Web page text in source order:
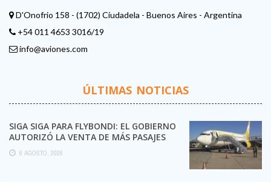
D'Onofrio 158 - (1702) Ciudadela - Buenos Aires - Argentina
+54 011 4653 3016/19
info@aviones.com
ÚLTIMAS NOTICIAS
SIGA SIGA PARA FLYBONDI: EL GOBIERNO
AUTORIZÓ LA VENTA DE MÁS PASAJES
6 AGOSTO, 2026